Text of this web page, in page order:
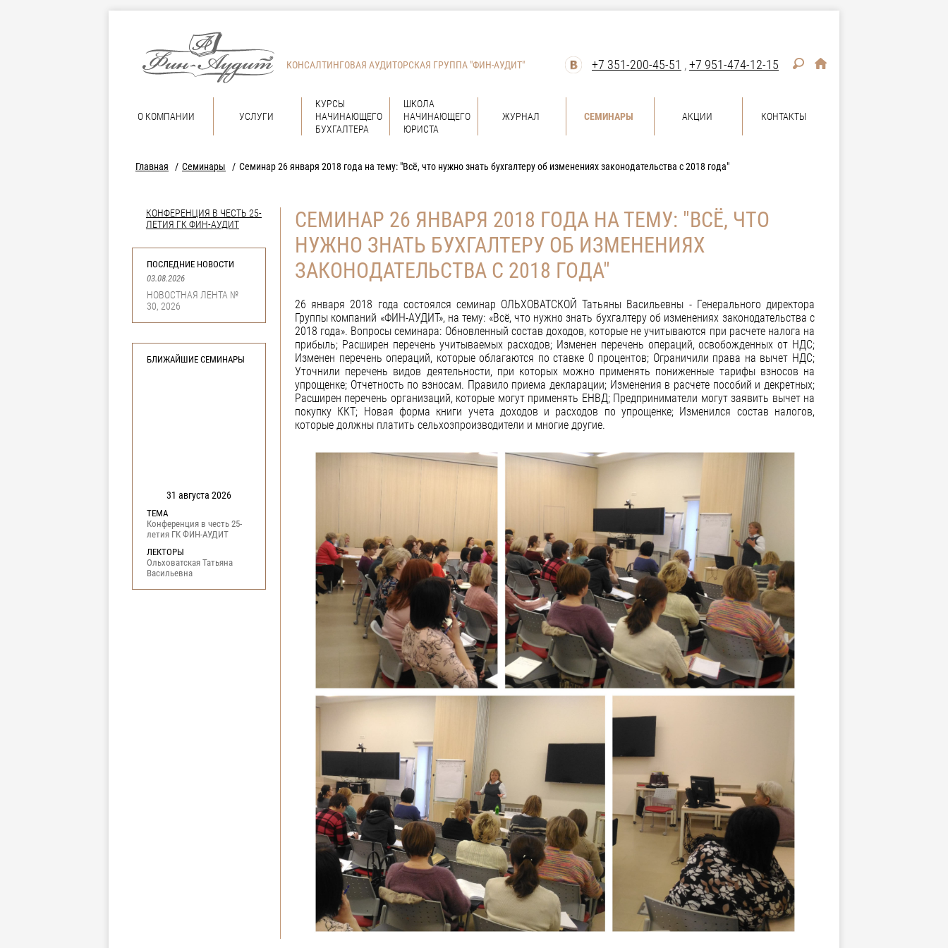
КОНСАЛТИНГОВАЯ АУДИТОРСКАЯ ГРУППА "ФИН-АУДИТ" +7 351-200-45-51 ,+7 951-474-12-15
О КОМПАНИИ УСЛУГИ
КУРСЫ
НАЧИНАЮЩЕГО
БУХГАЛТЕРА
ШКОЛА
НАЧИНАЮЩЕГО
ЮРИСТА
ЖУРНАЛ СЕМИНАРЫ АКЦИИ КОНТАКТЫ
Главная Семинары Семинар 26 января 2018 года на тему: "Всё, что нужно знать бухгалтеру об изменениях законодательства с 2018 года"
КОНФЕРЕНЦИЯ В ЧЕСТЬ 25-
ЛЕТИЯ ГК ФИН-АУДИТ
ПОСЛЕДНИЕ НОВОСТИ
03.08.2026
НОВОСТНАЯ ЛЕНТА №
30, 2026
БЛИЖАЙШИЕ СЕМИНАРЫ
31 августа 2026
ТЕМА
Конференция в честь 25-
летия ГК ФИН-АУДИТ
ЛЕКТОРЫ
Ольховатская Татьяна
Васильевна
СЕМИНАР 26 ЯНВАРЯ 2018 ГОДА НА ТЕМУ: "ВСЁ, ЧТО
НУЖНО ЗНАТЬ БУХГАЛТЕРУ ОБ ИЗМЕНЕНИЯХ
ЗАКОНОДАТЕЛЬСТВА С 2018 ГОДА"
26 января 2018 года состоялся семинар ОЛЬХОВАТСКОЙ Татьяны Васильевны - Генерального директора
Группы компаний «ФИН-АУДИТ», на тему: «Всё, что нужно знать бухгалтеру об изменениях законодательства с
2018 года». Вопросы семинара: Обновленный состав доходов, которые не учитываются при расчете налога на
прибыль; Расширен перечень учитываемых расходов; Изменен перечень операций, освобожденных от НДС;
Изменен перечень операций, которые облагаются по ставке 0 процентов; Ограничили права на вычет НДС;
Уточнили перечень видов деятельности, при которых можно применять пониженные тарифы взносов на
упрощенке; Отчетность по взносам. Правило приема декларации; Изменения в расчете пособий и декретных;
Расширен перечень организаций, которые могут применять ЕНВД; Предприниматели могут заявить вычет на
покупку ККТ; Новая форма книги учета доходов и расходов по упрощенке; Изменился состав налогов,
которые должны платить сельхозпроизводители и многие другие.